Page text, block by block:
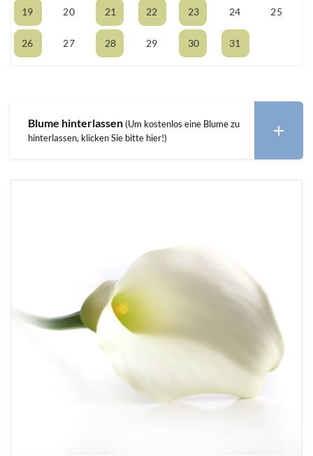
19 20 21 22 23 24 25
26 27 28 29 30 31
Blume hinterlassen (Um kostenlos eine Blume zu
hinterlassen, klicken Sie bitte hier!)